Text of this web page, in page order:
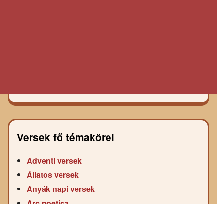
Versek fő témakörei
Adventi versek
Állatos versek
Anyák napi versek